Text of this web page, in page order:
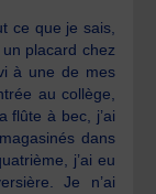
ce que je sais,
un placard chez
à une de mes
au collège,
flûte à bec, j’ai
dans
j’ai eu
Je n’ai